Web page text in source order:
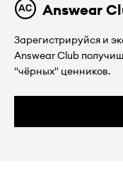
Answear
Зарегистрируйся и
Answear Club
"чёрных" ценников.